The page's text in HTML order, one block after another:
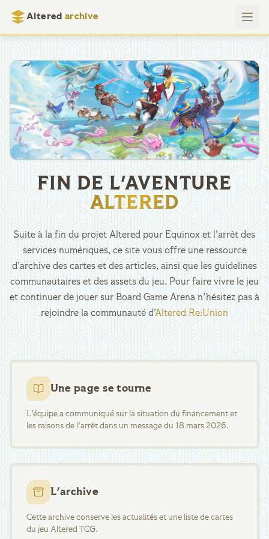
Altered archive
FIN DE L'AVENTURE
ALTERED
Suite à la fin du projet Altered pour Equinox et l’arrêt des
services numériques, ce site vous offre une ressource
d’archive des cartes et des articles, ainsi que les guidelines
communautaires et des assets du jeu. Pour faire vivre le jeu
et continuer de jouer sur Board Game Arena n'hésitez pas à
rejoindre la communauté d’Altered Re:Union
Une page se tourne
L'équipe a communiqué sur la situation du financement et
les raisons de l'arrêt dans un message du 18 mars 2026.
L'archive
Cette archive conserve les actualités et une liste de cartes
du jeu Altered TCG.